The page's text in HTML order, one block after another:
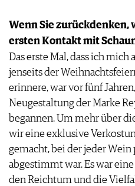
Wenn Sie zurückdenken,
ersten Kontakt mit
Das erste Mal, dass ich
jenseits der
erinnere, war vor fünf
Neugestaltung der Marke
begannen. Um mehr über
wir eine exklusive
gemacht, bei der jeder
abgestimmt war. Es war
den Reichtum und die